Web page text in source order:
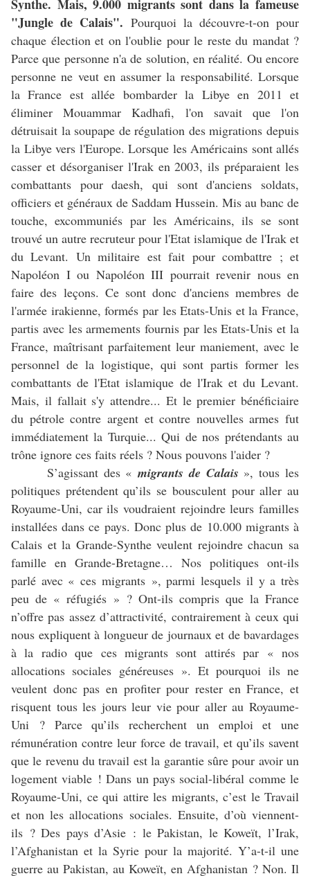
Synthe. Mais, 9.000 migrants sont dans la fameuse
"Jungle de Calais". Pourquoi la découvre-t-on pour
chaque élection et on l'oublie pour le reste du mandat ?
Parce que personne n'a de solution, en réalité. Ou encore
personne ne veut en assumer la responsabilité. Lorsque
la France est allée bombarder la Libye en 2011 et
éliminer Mouammar Kadhafi, l'on savait que l'on
détruisait la soupape de régulation des migrations depuis
la Libye vers l'Europe. Lorsque les Américains sont allés
casser et désorganiser l'Irak en 2003, ils préparaient les
combattants pour daesh, qui sont d'anciens soldats,
officiers et généraux de Saddam Hussein. Mis au banc de
touche, excommuniés par les Américains, ils se sont
trouvé un autre recruteur pour l'Etat islamique de l'Irak et
du Levant. Un militaire est fait pour combattre ; et
Napoléon I ou Napoléon III pourrait revenir nous en
faire des leçons. Ce sont donc d'anciens membres de
l'armée irakienne, formés par les Etats-Unis et la France,
partis avec les armements fournis par les Etats-Unis et la
France, maîtrisant parfaitement leur maniement, avec le
personnel de la logistique, qui sont partis former les
combattants de l'Etat islamique de l'Irak et du Levant.
Mais, il fallait s'y attendre... Et le premier bénéficiaire
du pétrole contre argent et contre nouvelles armes fut
immédiatement la Turquie... Qui de nos prétendants au
trône ignore ces faits réels ? Nous pouvons l'aider ?
S’agissant des «migrantsde Calais », tous les
politiques prétendent qu’ils se bousculent pour aller au
Royaume-Uni, car ils voudraient rejoindre leurs familles
installées dans ce pays. Donc plus de 10.000 migrants à
Calais et la Grande-Synthe veulent rejoindre chacun sa
famille en Grande-Bretagne… Nos politiques ont-ils
parlé avec « ces migrants », parmi lesquels il y a très
peu de « réfugiés » ? Ont-ils compris que la France
n’offre pas assez d’attractivité, contrairement à ceux qui
nous expliquent à longueur de journaux et de bavardages
à la radio que ces migrants sont attirés par « nos
allocations sociales généreuses ». Et pourquoi ils ne
veulent donc pas en profiter pour rester en France, et
risquent tous les jours leur vie pour aller au Royaume-
Uni ? Parce qu’ils recherchent un emploi et une
rémunération contre leur force de travail, et qu’ils savent
que le revenu du travail est la garantie sûre pour avoir un
logement viable ! Dans un pays social-libéral comme le
Royaume-Uni, ce qui attire les migrants, c’est le Travail
et non les allocations sociales. Ensuite, d’où viennent-
ils ? Des pays d’Asie : le Pakistan, le Koweït, l’Irak,
l’Afghanistan et la Syrie pour la majorité. Y’a-t-il une
guerre au Pakistan, au Koweït, en Afghanistan ? Non. Il